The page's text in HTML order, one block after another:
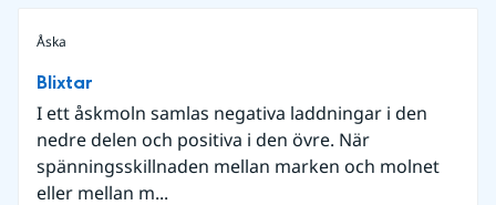
Åska
Blixtar
I ett åskmoln samlas negativa laddningar i den
nedre delen och positiva i den övre. När
spänningsskillnaden mellan marken och molnet
eller mellan m...